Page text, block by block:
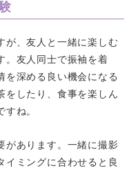
が、友人と一緒に楽しむ
。友人同士で振袖を着
を深める良い機会になる
をしたり、食事を楽しん
ね。
があります。一緒に撮影
イミングに合わせると良